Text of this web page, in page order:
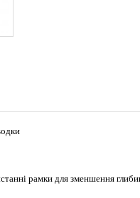
рамки для зменшення